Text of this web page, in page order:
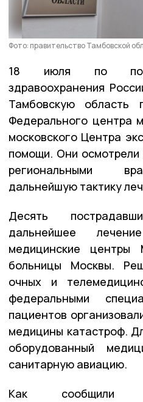
Фото: правительство Тамбовской
18 июля по
здравоохранения
Тамбовскую область
Федерального центра
московского Центра
помощи. Они
региональными
дальнейшую тактику
Десять
дальнейшее
медицинские центры
больницы Москвы.
очных и
федеральными
пациентов
медицины катастроф.
оборудованный
санитарную авиацию.
Как сообщили